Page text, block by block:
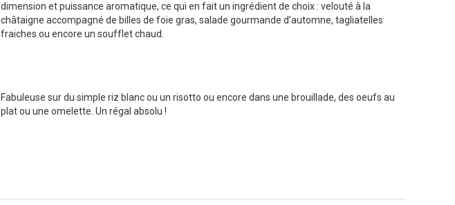
dimension et puissance aromatique, ce qui en fait un ingrédient de choix : velouté à la
châtaigne accompagné de billes de foie gras, salade gourmande d’automne, tagliatelles
fraiches ou encore un soufflet chaud.
Fabuleuse sur du simple riz blanc ou un risotto ou encore dans une brouillade, des oeufs au
plat ou une omelette. Un régal absolu !